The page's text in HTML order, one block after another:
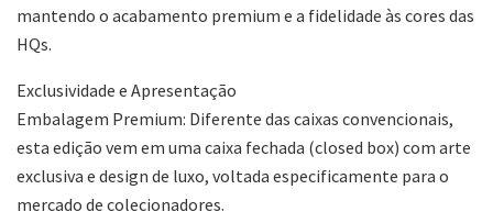
mantendo o acabamento premium e a fidelidade às cores das
HQs.
Exclusividade e Apresentação
Embalagem Premium: Diferente das caixas convencionais,
esta edição vem em uma caixa fechada (closed box) com arte
exclusiva e design de luxo, voltada especificamente para o
mercado de colecionadores.